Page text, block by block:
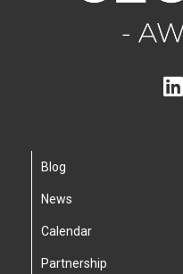
Blog
News
Calendar
Partnership